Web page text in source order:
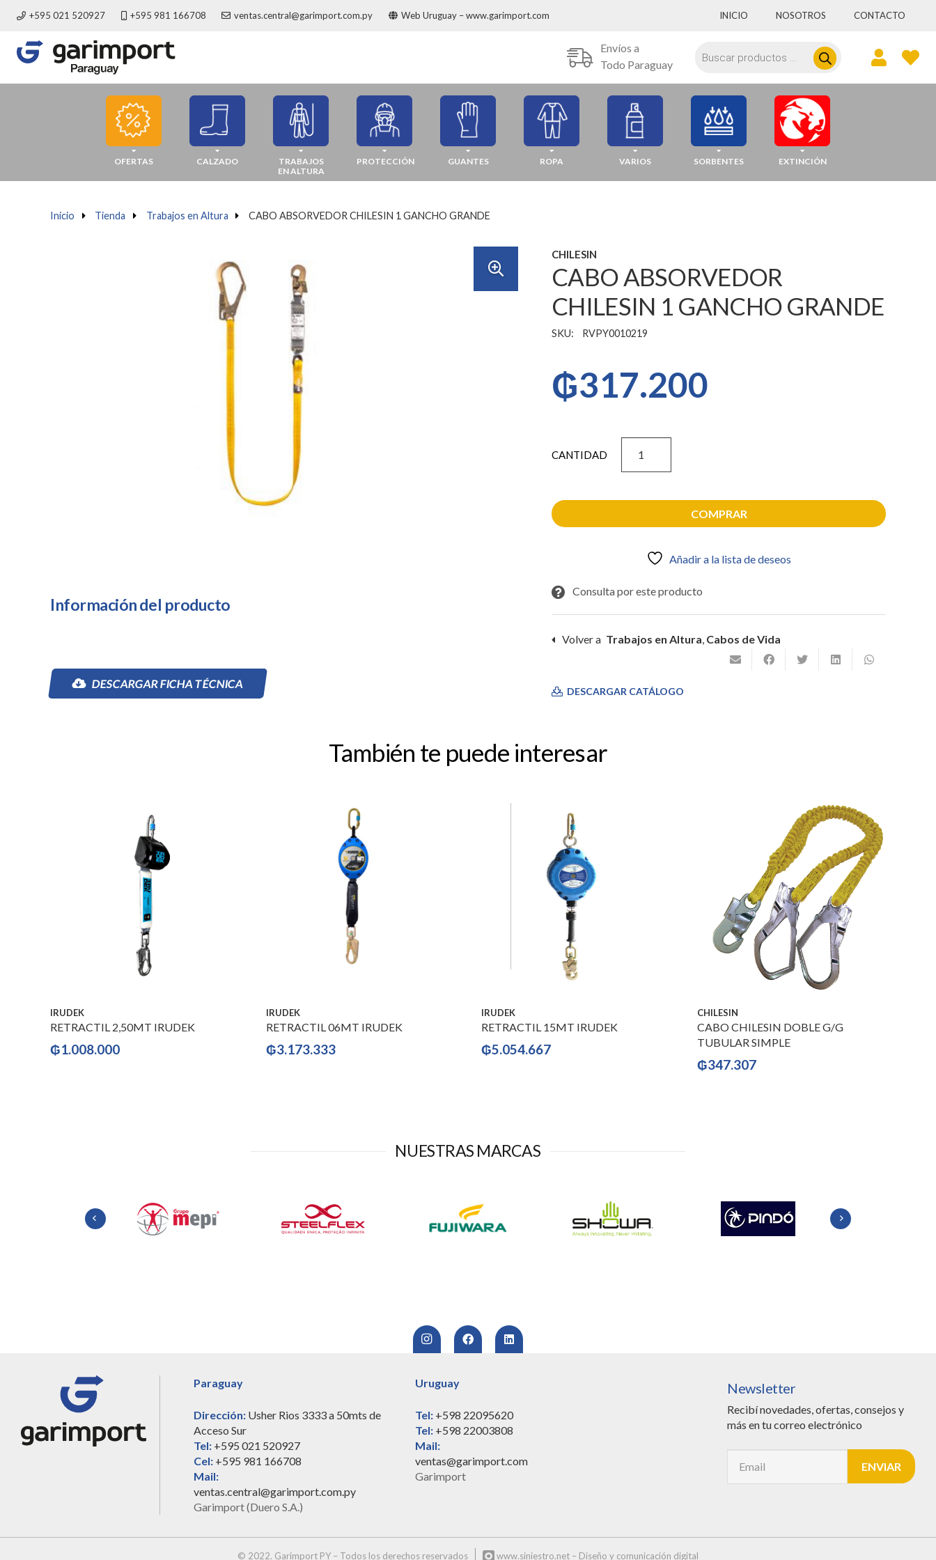
+595 021 520927 +595 981 166708 ventas.central@garimport.com.py Web Uruguay – www.garimport.com INICIO NOSOTROS CONTACTO
Envíos a
Todo Paraguay
de
OFERTAS CALZADO
TRABAJOS
EN ALTURA
PROTECCIÓN GUANTES ROPA VARIOS SORBENTES EXTINCIÓN
Inicio a Tienda a Trabajos en Altura a CABO ABSORVEDOR CHILESIN 1 GANCHO GRANDE
Información del producto
DESCARGAR FICHA TÉCNICA
CHILESIN
CABO ABSORVEDOR
CHILESIN 1 GANCHO GRANDE
SKU: RVPY0010219
₲317.200
ABSORVEDOR
GANCHO
GRANDE
COMPRAR
Añadir a la lista de deseos
Consulta por este producto
Volver a Trabajos en Altura Cabos de Vida
DESCARGAR CATÁLOGO
También te puede interesar
IRUDEK
RETRACTIL 2,50MT IRUDEK
₲1.008.000
IRUDEK
RETRACTIL 06MT IRUDEK
₲3.173.333
IRUDEK
RETRACTIL 15MT IRUDEK
₲5.054.667
CHILESIN
CABO CHILESIN DOBLE G/G
TUBULAR SIMPLE
₲347.307
NUESTRAS MARCAS
Paraguay
Dirección: Usher Rios 3333 a 50mts de
Acceso Sur
Tel: +595 021 520927
Cel: +595 981 166708
Mail:
ventas.central@garimport.com.py
Garimport (Duero S.A.)
Uruguay
Tel: +598 22095620
Tel: +598 22003808
Mail:
ventas@garimport.com
Garimport
Newsletter
Recibí novedades, ofertas, consejos y
más en tu correo electrónico
© 2022. Garimport PY – Todos los derechos reservados www.siniestro.net– Diseño y comunicación digital